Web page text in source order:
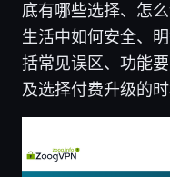
底有哪些选择、怎
生活中如何安全、
括常见误区、功能
及选择付费升级的